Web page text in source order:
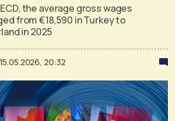
the average gross wages
from €18,590 in Turkey to
in 2025
15.05.2026, 20:32